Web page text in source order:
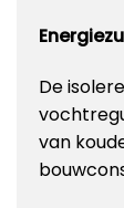
De
van